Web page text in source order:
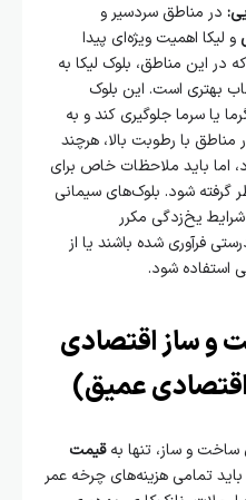
در مناطق سردسیر و
و لیکا اهمیت ویژه‌ای پیدا
در این مناطق، بلوک لیکا به
بهتری است. این بلوک
یا سرما جلوگیری کند و به
با رطوبت بالا، هرچند
اما باید ملاحظات خاص برای
گرفته شود. بلوک‌های سیمانی
یخ‌زدگی مکرر
فرآوری شده باشند یا از
استفاده شود.
و ساز اقتصادی
عمیق)
ساخت و ساز، تنها بهقیمت
تمامی هزینه‌های چرخه عمر